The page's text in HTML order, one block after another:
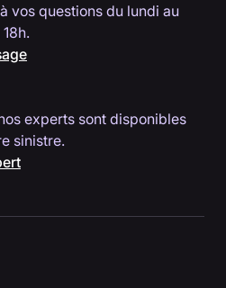
vos questions du lundi au
experts sont disponibles
sinistre.